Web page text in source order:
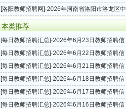
化示范区（伊滨区）中小学教师招聘106名公告
[洛阳教师招聘网]·2026年河南省洛阳市洛龙区中
小学教师招聘60名公告
本类推荐
[每日教师招聘汇总]·2026年6月23日教师招聘信
息汇总（49条）
[每日教师招聘汇总]·2026年6月22日教师招聘信
息汇总（45条）
[每日教师招聘汇总]·2026年6月21日教师招聘信
息汇总（29条）
[每日教师招聘汇总]·2026年6月18日教师招聘信
息汇总（20条）
[每日教师招聘汇总]·2026年6月17日教师招聘信
息汇总（26条）
[每日教师招聘汇总]·2026年6月16日教师招聘信